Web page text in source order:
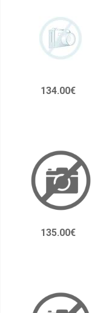
134.00€
135.00€